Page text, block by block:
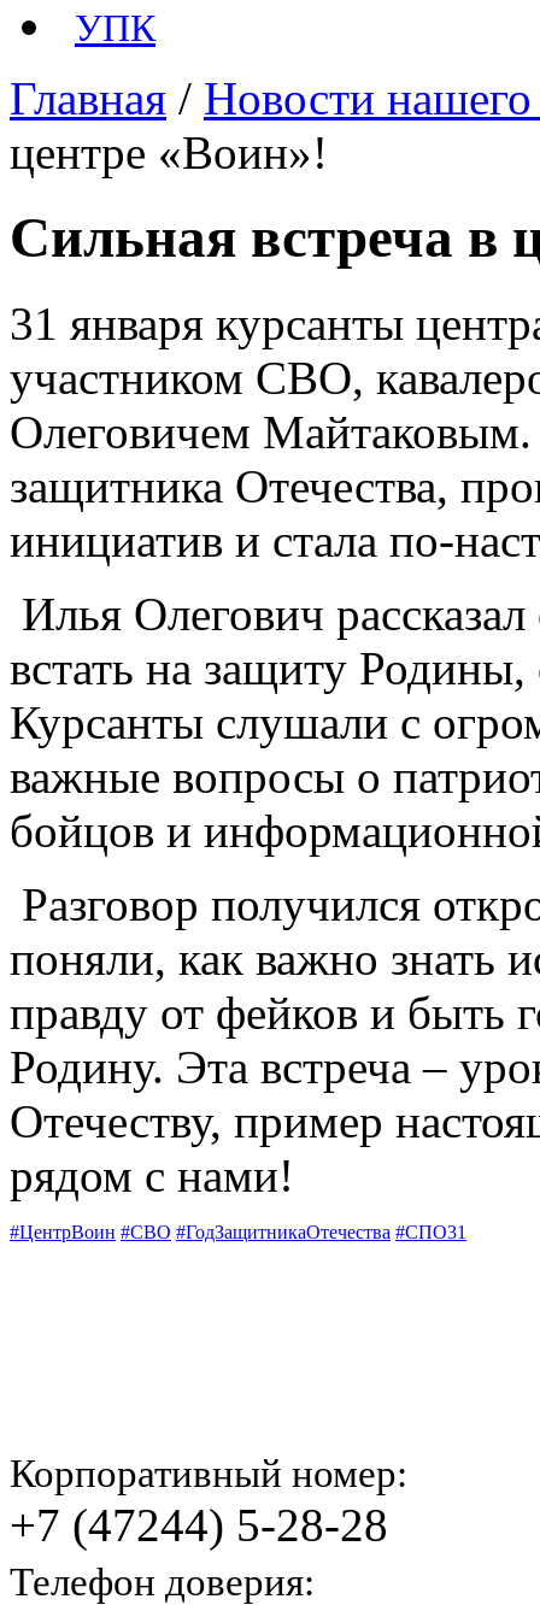
УПК
Главная / Новости
центре «Воин»!
Сильная встреча в
31 января курсанты
участником СВО,
Олеговичем Майтаковым.
защитника Отечества,
инициатив и стала по-
Илья Олегович
встать на защиту
Курсанты слушали с
важные вопросы о
бойцов и
Разговор получился
поняли, как важно знать
правду от фейков и быть
Родину. Эта встреча –
Отечеству, пример
рядом с нами!
#ЦентрВоин #СВО #ГодЗащитникаОтечества #СПО31
Корпоративный номер:
+7 (47244) 5-28-28
Телефон доверия: